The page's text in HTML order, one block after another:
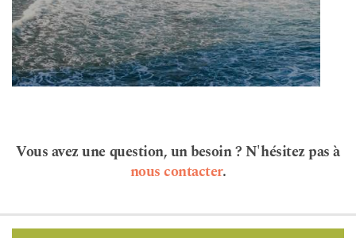
Vous avez une question, un besoin ? N'hésitez pas à
nous contacter.
Pied